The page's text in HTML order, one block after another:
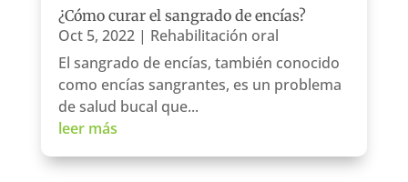
¿Cómo curar el sangrado de encías?
Oct 5, 2022| Rehabilitación oral
El sangrado de encías, también conocido
como encías sangrantes, es un problema
de salud bucal que...
leer más